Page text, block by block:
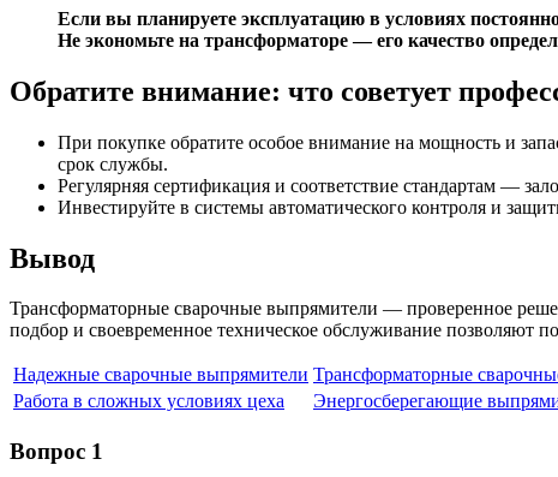
Если вы планируете эксплуатацию в условиях
Не экономьте на трансформаторе — его качество
Обратите внимание: что советует
При покупке обратите особое внимание на мощность и
срок службы.
Регулярняя сертификация и соответствие стандартам —
Инвестируйте в системы автоматического контроля и
Вывод
Трансформаторные сварочные выпрямители — проверенное
подбор и своевременное техническое обслуживание позволяют
Надежные сварочные выпрямители Трансформаторные
Работа в сложных условиях цеха
Энергосберегающие
Вопрос 1